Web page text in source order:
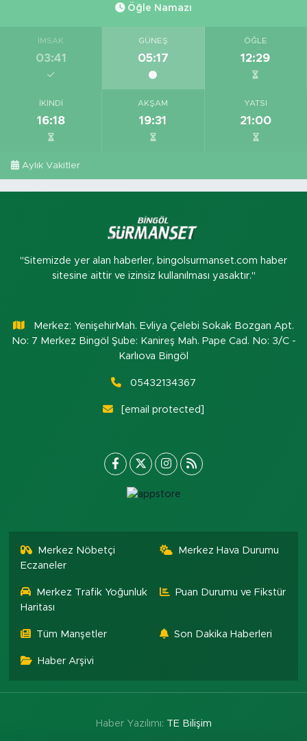
Öğle Namazı
İMSAK
03:41
GÜNEŞ
05:17
ÖĞLE
12:29
İKINDI
16:18
AKŞAM
19:31
YATSI
21:00
Aylık Vakitler
"Sitemizde yer alan haberler, bingolsurmanset.com haber
sitesine aittir ve izinsiz kullanılması yasaktır."
Merkez: YenişehirMah. Evliya Çelebi Sokak Bozgan Apt.
No: 7 Merkez Bingöl Şube: Kanireş Mah. Pape Cad. No: 3/C -
Karlıova Bingöl
05432134367
[email protected]
Merkez Nöbetçi
Eczaneler
Merkez Hava Durumu
Merkez Trafik Yoğunluk
Haritası
Puan Durumu ve Fikstür
Tüm Manşetler Son Dakika Haberleri
Haber Arşivi
Haber Yazılımı: TE Bilişim